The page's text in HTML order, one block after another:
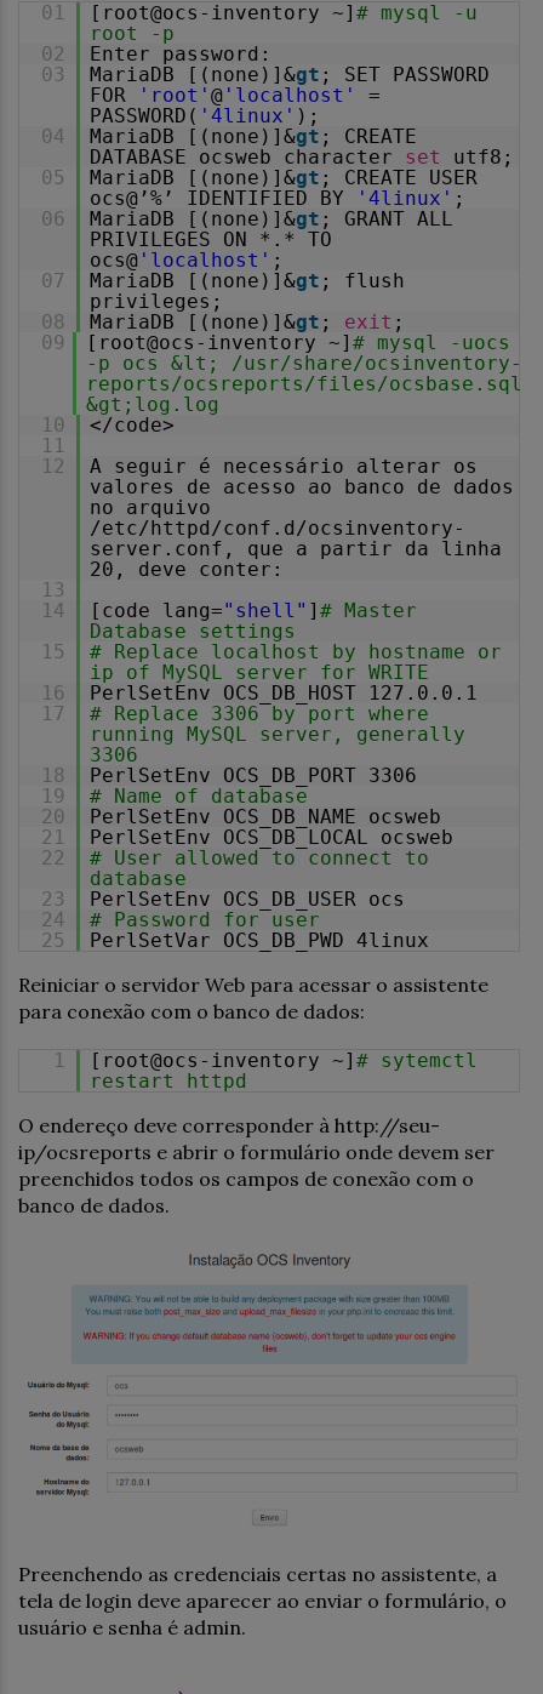
01 [root@ocs-inventory ~] # mysql -u
root -p
02
Enter password:
03
MariaDB [(none)]&gt ; SET PASSWORD
FOR
'root' @ 'localhost'
=
PASSWORD( '4linux' );
04
MariaDB [(none)]&gt ; CREATE
DATABASE ocsweb character set
utf8;
05
MariaDB [(none)]&gt ; CREATE USER
ocs@’%’ IDENTIFIED BY
'4linux' ;
06
MariaDB [(none)]&gt ; GRANT ALL
PRIVILEGES ON *.* TO
ocs@ 'localhost' ;
07
MariaDB [(none)]&gt ; flush
privileges;
08
MariaDB [(none)]&gt ; exit ;
09
[root@ocs-inventory ~] # mysql -uocs
-p ocs &lt; /usr/share/ocsinventory-
reports/ocsreports/files/ocsbase.sql
&gt;log.log
10
</code>
11
12
A seguir é necessário alterar os
valores de acesso ao banco de dados
no arquivo
/etc/httpd/conf.d/ocsinventory-
server.conf, que a partir da linha
20, deve conter:
13
14
[code lang="shell" ] # Master
Database settings
15
# Replace localhost by hostname or
ip of MySQL server for WRITE
16
PerlSetEnv OCS_DB_HOST 127.0.0.1
17
# Replace 3306 by port where
running MySQL server, generally
3306
18
PerlSetEnv OCS_DB_PORT 3306
19
# Name of database
20
PerlSetEnv OCS_DB_NAME ocsweb
21
PerlSetEnv OCS_DB_LOCAL ocsweb
22
# User allowed to connect to
database
23
PerlSetEnv OCS_DB_USER ocs
24
# Password for user
25
PerlSetVar OCS_DB_PWD 4linux
Reiniciar o servidor Web para acessar o assistente
para conexão com o banco de dados:
1 [root@ocs-inventory ~] # sytemctl
restart httpd
O endereço deve corresponder à http://seu-
ip/ocsreports e abrir o formulário onde devem ser
preenchidos todos os campos de conexão com o
banco de dados.
Preenchendo as credenciais certas no assistente, a
tela de login deve aparecer ao enviar o formulário, o
usuário e senha é admin.